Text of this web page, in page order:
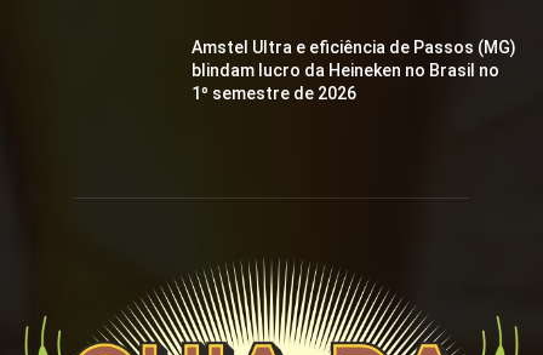
Amstel Ultra e eficiência de Passos (MG)
blindam lucro da Heineken no Brasil no
1º semestre de 2026